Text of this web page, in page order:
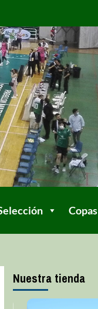
Copas
Nuestra tienda